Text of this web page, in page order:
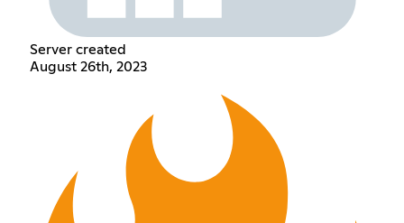
Server created
August 26th, 2023